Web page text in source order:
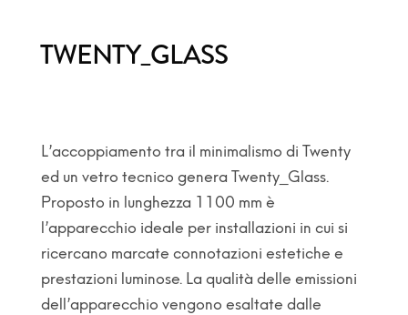
TWENTY_GLASS
L’accoppiamento tra il minimalismo di Twenty
ed un vetro tecnico genera Twenty_Glass.
Proposto in lunghezza 1100 mm è
l’apparecchio ideale per installazioni in cui si
ricercano marcate connotazioni estetiche e
prestazioni luminose. La qualità delle emissioni
dell’apparecchio vengono esaltate dalle